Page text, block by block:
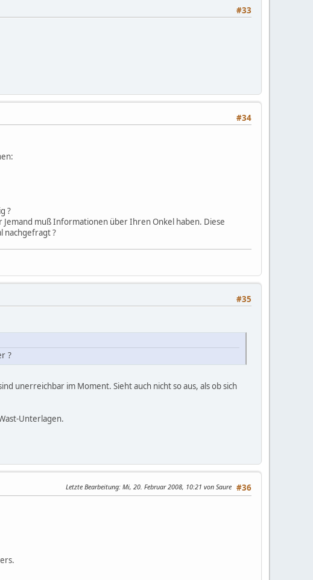
#33
#34
?
Jemand muß Informationen über Ihren Onkel haben. Diese
nachgefragt ?
#35
?
unerreichbar im Moment. Sieht auch nicht so aus, als ob sich
Unterlagen.
#36
Letzte Bearbeitung: Mi, 20. Februar 2008, 10:21 von Saure